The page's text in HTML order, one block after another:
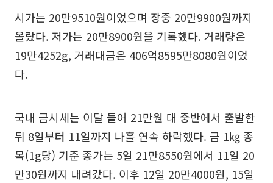
시가는 20만9510원이었으며 장중 20만9900원까지
올랐다. 저가는 20만8900원을 기록했다. 거래량은
19만4252g, 거래대금은 406억8595만8080원이었
다.
국내 금시세는 이달 들어 21만원 대 중반에서 출발한
뒤 8일부터 11일까지 나흘 연속 하락했다. 금 1㎏ 종
목(1g당) 기준 종가는 5일 21만8550원에서 11일 20
만30원까지 내려갔다. 이후 12일 20만4000원, 15일